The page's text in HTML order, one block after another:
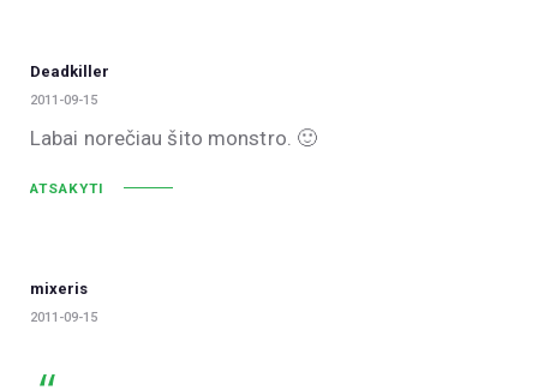
Deadkiller
2011-09-15
Labai norečiau šito monstro. 🙂
ATSAKYTI
mixeris
2011-09-15